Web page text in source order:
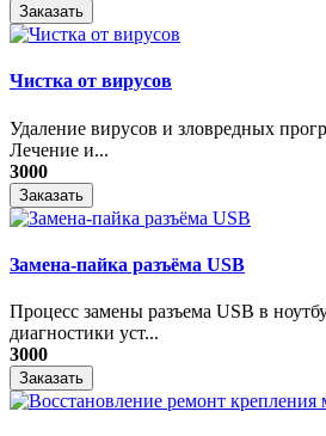
Заказать
Чистка от вирусов
Удаление вирусов и зловредных
Лечение и...
3000
Заказать
Замена-пайка разъёма USB
Процесс замены разъема USB в
диагностики уст...
3000
Заказать